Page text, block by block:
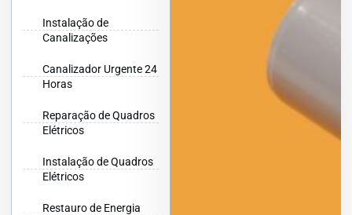
Instalação de
Canalizações
Canalizador Urgente 24
Horas
Reparação de Quadros
Elétricos
Instalação de Quadros
Elétricos
Restauro de Energia